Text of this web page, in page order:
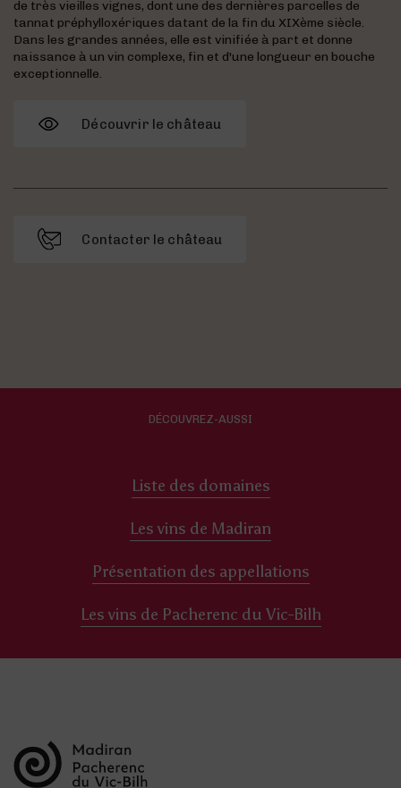
de très vieilles vignes, dont une des dernières parcelles de
tannat préphylloxériques datant de la fin du XIXème siècle.
Dans les grandes années, elle est vinifiée à part et donne
naissance à un vin complexe, fin et d'une longueur en bouche
exceptionnelle.
Découvrir le château
Contacter le château
DÉCOUVREZ-AUSSI
Liste des domaines
Les vins de Madiran
Présentation des appellations
Les vins de Pacherenc du Vic-Bilh